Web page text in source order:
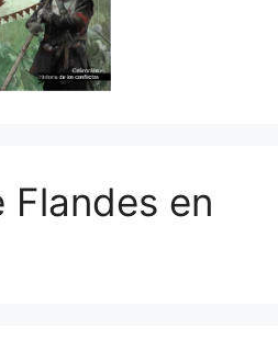
Flandes en